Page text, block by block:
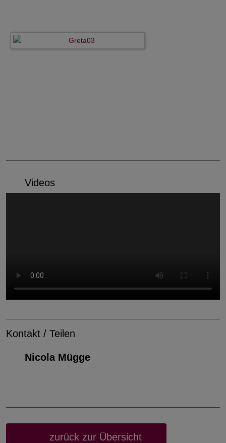
Videos
Kontakt / Teilen
Nicola Mügge
zurück zur Übersicht